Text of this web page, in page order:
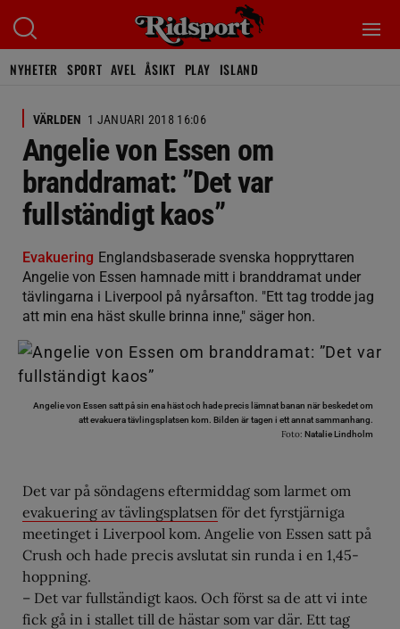
NYHETER SPORT AVEL ÅSIKT PLAY ISLAND
VÄRLDEN 1 JANUARI 2018 16:06
Angelie von Essen om
branddramat: ”Det var
fullständigt kaos”
Evakuering Englandsbaserade svenska hoppryttaren
Angelie von Essen hamnade mitt i branddramat under
tävlingarna i Liverpool på nyårsafton. "Ett tag trodde jag
att min ena häst skulle brinna inne," säger hon.
Angelie von Essen satt på sin ena häst och hade precis lämnat banan när beskedet om
att evakuera tävlingsplatsen kom. Bilden är tagen i ett annat sammanhang.
Foto: Natalie Lindholm
Det var på söndagens eftermiddag som larmet om
evakuering av tävlingsplatsen för det fyrstjärniga
meetinget i Liverpool kom. Angelie von Essen satt på
Crush och hade precis avslutat sin runda i en 1,45-
hoppning.
– Det var fullständigt kaos. Och först sa de att vi inte
fick gå in i stallet till de hästar som var där. Ett tag